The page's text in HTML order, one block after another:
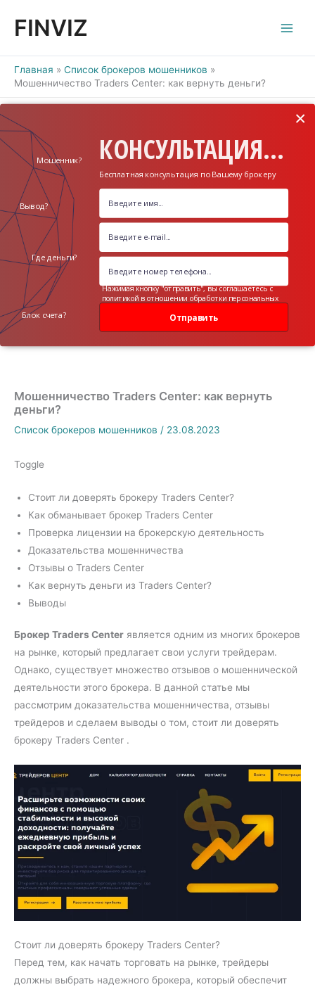
FINVIZ
Главная
Список брокеров мошенников
Мошенничество Traders Center: как вернуть деньги?
КОНСУЛЬТАЦИЯ...
Бесплатная консультация по Вашему брокеру
Мошенник?
Вывод?
Где деньги?
Блок счета? Отправить
×
Нажимая кнопку "отправить", вы соглашаетесь с
политикой в отношении обработки персональных
Мошенничество Traders Center: как вернуть
деньги?
Список брокеров мошенников / 23.08.2023
Toggle
Стоит ли доверять брокеру Traders Center?
Как обманывает брокер Traders Center
Проверка лицензии на брокерскую деятельность
Доказательства мошенничества
Отзывы о Traders Center
Как вернуть деньги из Traders Center?
Выводы
Брокер Traders Center является одним из многих брокеров
на рынке, который предлагает свои услуги трейдерам.
Однако, существует множество отзывов о мошеннической
деятельности этого брокера. В данной статье мы
рассмотрим доказательства мошенничества, отзывы
трейдеров и сделаем выводы о том, стоит ли доверять
брокеру Traders Center .
Стоит ли доверять брокеру Traders Center?
Перед тем, как начать торговать на рынке, трейдеры
должны выбрать надежного брокера, который обеспечит